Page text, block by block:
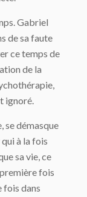
Gabriel
de sa faute
ce temps de
de la
ignoré.
se démasque
qui à la fois
sa vie, ce
fois
fois dans